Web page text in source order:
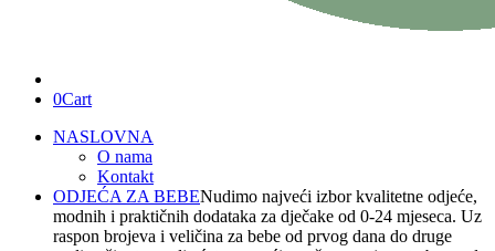
0Cart
NASLOVNA
O nama
Kontakt
ODJEĆA ZA BEBENudimo najveći izbor kvalitetne odjeće,
modnih i praktičnih dodataka za dječake od 0-24 mjeseca. Uz
raspon brojeva i veličina za bebe od prvog dana do druge